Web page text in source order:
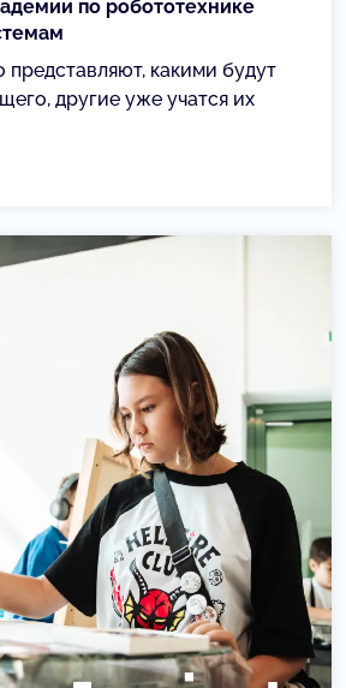
по робототехнике
представляют, какими будут
другие уже учатся их